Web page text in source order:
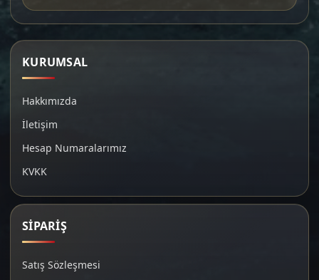
KURUMSAL
Hakkımızda
İletişim
Hesap Numaralarımız
KVKK
SİPARİŞ
Satış Sözleşmesi